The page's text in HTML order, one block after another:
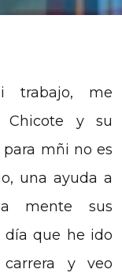
trabajo, me
Chicote y su
mñi no es
una ayuda a
mente sus
día que he ido
y veo